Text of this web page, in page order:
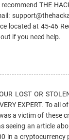
THE
at 45-46
if you need help.
LOST OR
EXPERT. To
a victim of these
an article
in a